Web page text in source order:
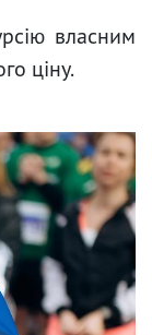
власним
ціну.